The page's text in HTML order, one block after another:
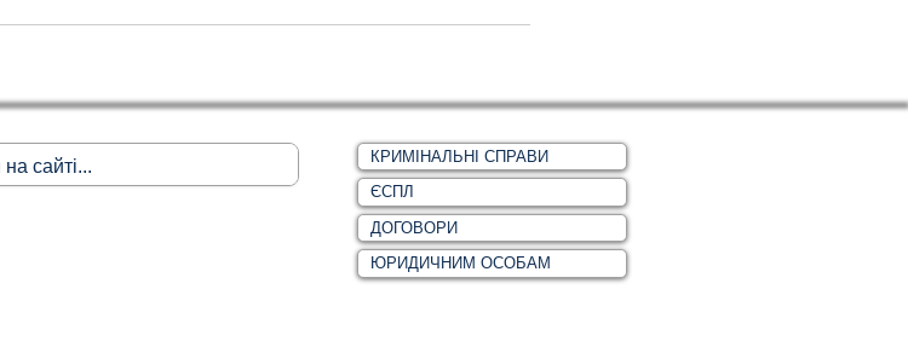
КРИМІНАЛЬНІ СПРАВИ
ЄСПЛ
ДОГОВОРИ
ЮРИДИЧНИМ ОСОБАМ